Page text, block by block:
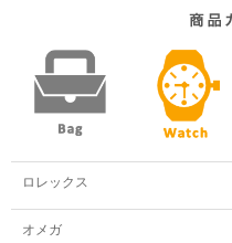
ロレックス
オメガ